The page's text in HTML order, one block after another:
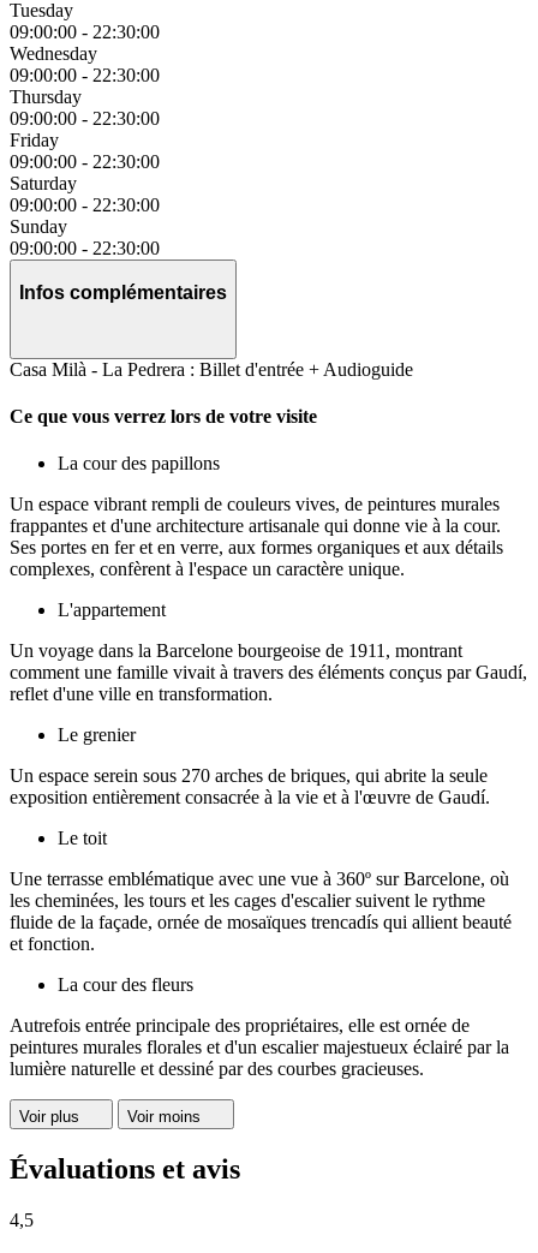
Tuesday
09:00:00 - 22:30:00
Wednesday
09:00:00 - 22:30:00
Thursday
09:00:00 - 22:30:00
Friday
09:00:00 - 22:30:00
Saturday
09:00:00 - 22:30:00
Sunday
09:00:00 - 22:30:00
Infos complémentaires
Casa Milà - La Pedrera : Billet d'entrée + Audioguide
Ce que vous verrez lors de votre visite
La cour des papillons
Un espace vibrant rempli de couleurs vives, de peintures murales
frappantes et d'une architecture artisanale qui donne vie à la cour.
Ses portes en fer et en verre, aux formes organiques et aux détails
complexes, confèrent à l'espace un caractère unique.
L'appartement
Un voyage dans la Barcelone bourgeoise de 1911, montrant
comment une famille vivait à travers des éléments conçus par Gaudí,
reflet d'une ville en transformation.
Le grenier
Un espace serein sous 270 arches de briques, qui abrite la seule
exposition entièrement consacrée à la vie et à l'œuvre de Gaudí.
Le toit
Une terrasse emblématique avec une vue à 360º sur Barcelone, où
les cheminées, les tours et les cages d'escalier suivent le rythme
fluide de la façade, ornée de mosaïques trencadís qui allient beauté
et fonction.
La cour des fleurs
Autrefois entrée principale des propriétaires, elle est ornée de
peintures murales florales et d'un escalier majestueux éclairé par la
lumière naturelle et dessiné par des courbes gracieuses.
Voir plus Voir moins
Évaluations et avis
4,5